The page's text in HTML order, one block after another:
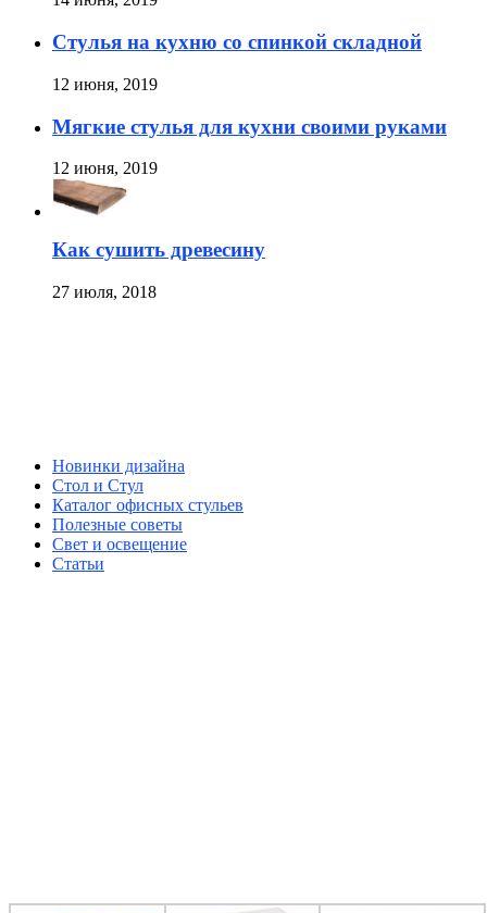
Стулья на кухню со спинкой складной
12 июня, 2019
Мягкие стулья для кухни своими руками
12 июня, 2019
Как сушить древесину
27 июля, 2018
Новинки дизайна
Стол и Стул
Каталог офисных стульев
Полезные советы
Свет и освещение
Статьи